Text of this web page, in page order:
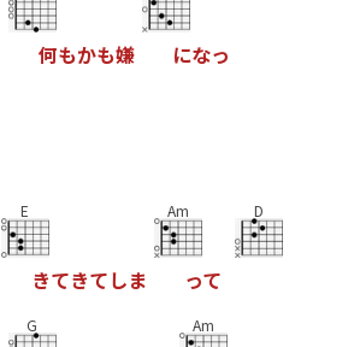
何もかも嫌 になっ
E
きてきてしま
Am
って
D
G Am